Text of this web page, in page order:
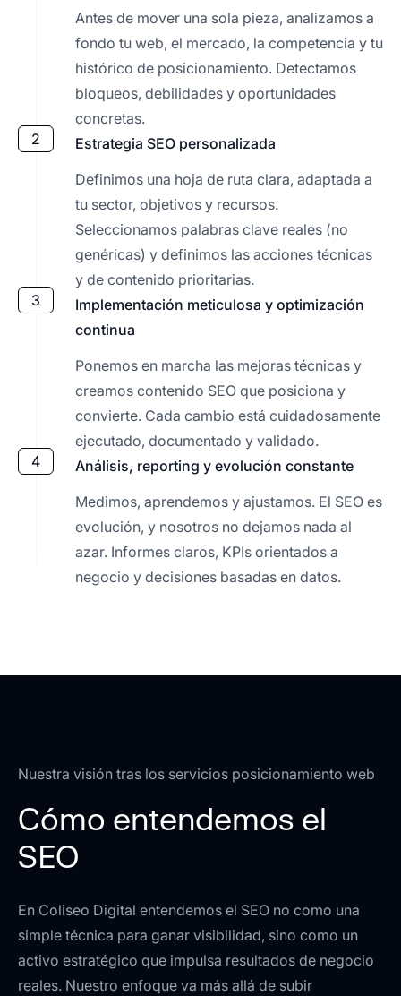
Antes de mover una sola pieza, analizamos a
fondo tu web, el mercado, la competencia y tu
histórico de posicionamiento. Detectamos
bloqueos, debilidades y oportunidades
concretas.
2
Estrategia SEO personalizada
Definimos una hoja de ruta clara, adaptada a
tu sector, objetivos y recursos.
Seleccionamos palabras clave reales (no
genéricas) y definimos las acciones técnicas
y de contenido prioritarias.
3
Implementación meticulosa y optimización
continua
Ponemos en marcha las mejoras técnicas y
creamos contenido SEO que posiciona y
convierte. Cada cambio está cuidadosamente
ejecutado, documentado y validado.
4
Análisis, reporting y evolución constante
Medimos, aprendemos y ajustamos. El SEO es
evolución, y nosotros no dejamos nada al
azar. Informes claros, KPIs orientados a
negocio y decisiones basadas en datos.
Nuestra visión tras los servicios posicionamiento web
Cómo entendemos el
SEO
En Coliseo Digital entendemos el SEO no como una
simple técnica para ganar visibilidad, sino como un
activo estratégico que impulsa resultados de negocio
reales. Nuestro enfoque va más allá de subir